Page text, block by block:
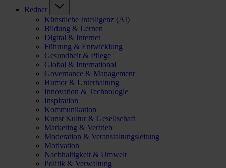
Redner
Künstliche Intelligenz (AI)
Bildung & Lernen
Digital & Internet
Führung & Entwicklung
Gesundheit & Pflege
Global & International
Governance & Management
Humor & Unterhaltung
Innovation & Technologie
Inspiration
Kommunikation
Kunst Kultur & Gesellschaft
Marketing & Vertrieb
Moderation & Veranstaltungsleitung
Motivation
Nachhaltigkeit & Umwelt
Politik & Verwaltung